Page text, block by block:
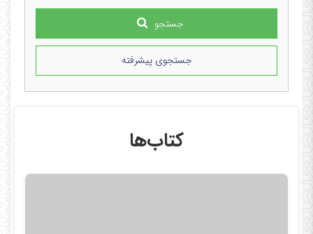
جستجو
جستجوی پیشرفته
کتاب‌ها